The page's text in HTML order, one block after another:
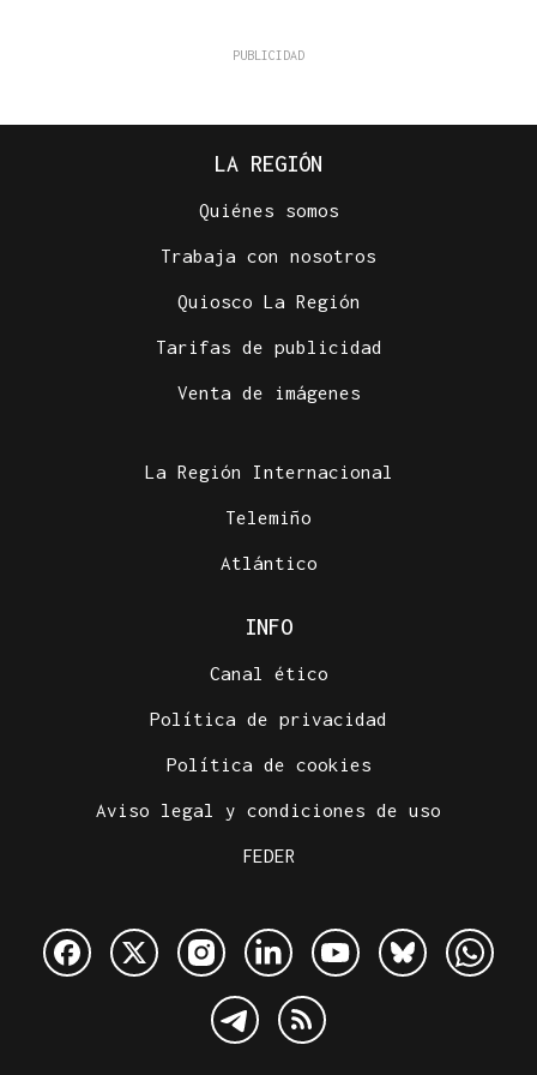
LA REGIÓN
Quiénes somos
Trabaja con nosotros
Quiosco La Región
Tarifas de publicidad
Venta de imágenes
La Región Internacional
Telemiño
Atlántico
INFO
Canal ético
Política de privacidad
Política de cookies
Aviso legal y condiciones de uso
FEDER